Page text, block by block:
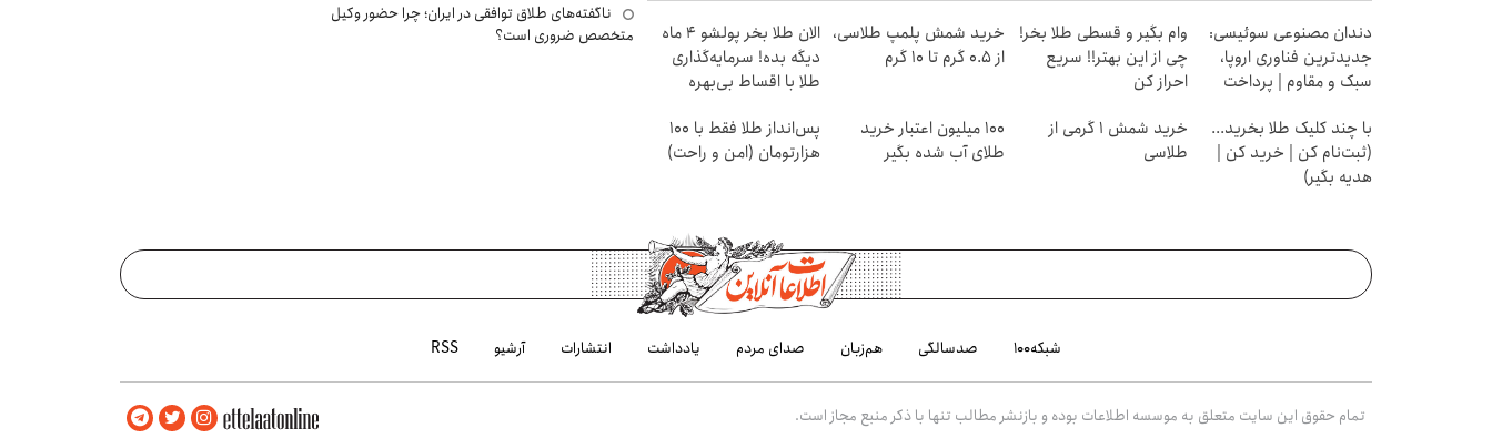
دندان مصنوعی سوئیسی:
جدیدترین فناوری اروپا،
سبک و مقاوم | پرداخت
وام بگیر و قسطی طلا بخر!
چی از این بهتر!! سریع
احراز کن
خرید شمش پلمپ طلاسی،
از ۰.۵ گرم تا ۱۰ گرم
الان طلا بخر پولشو 4 ماه
دیگه بده! سرمایه‌گذاری
طلا با اقساط بی‌بهره
با چند کلیک طلا بخرید...
(ثبت‌نام کن | خرید کن |
هدیه بگیر)
خرید شمش 1 گرمی از
طلاسی
100 میلیون اعتبار خرید
طلای آب شده بگیر
پس‌انداز طلا فقط با ۱۰۰
هزارتومان (امن و راحت)
ناگفته‌های طلاق توافقی در ایران؛ چرا حضور وکیل
متخصص ضروری است؟
شبکه۱۰۰ صدسالگی هم‌زبان صدای مردم یادداشت انتشارات آرشیو RSS
تمام حقوق این سایت متعلق به موسسه اطلاعات بوده و بازنشر مطالب تنها با ذکر منبع مجاز است.